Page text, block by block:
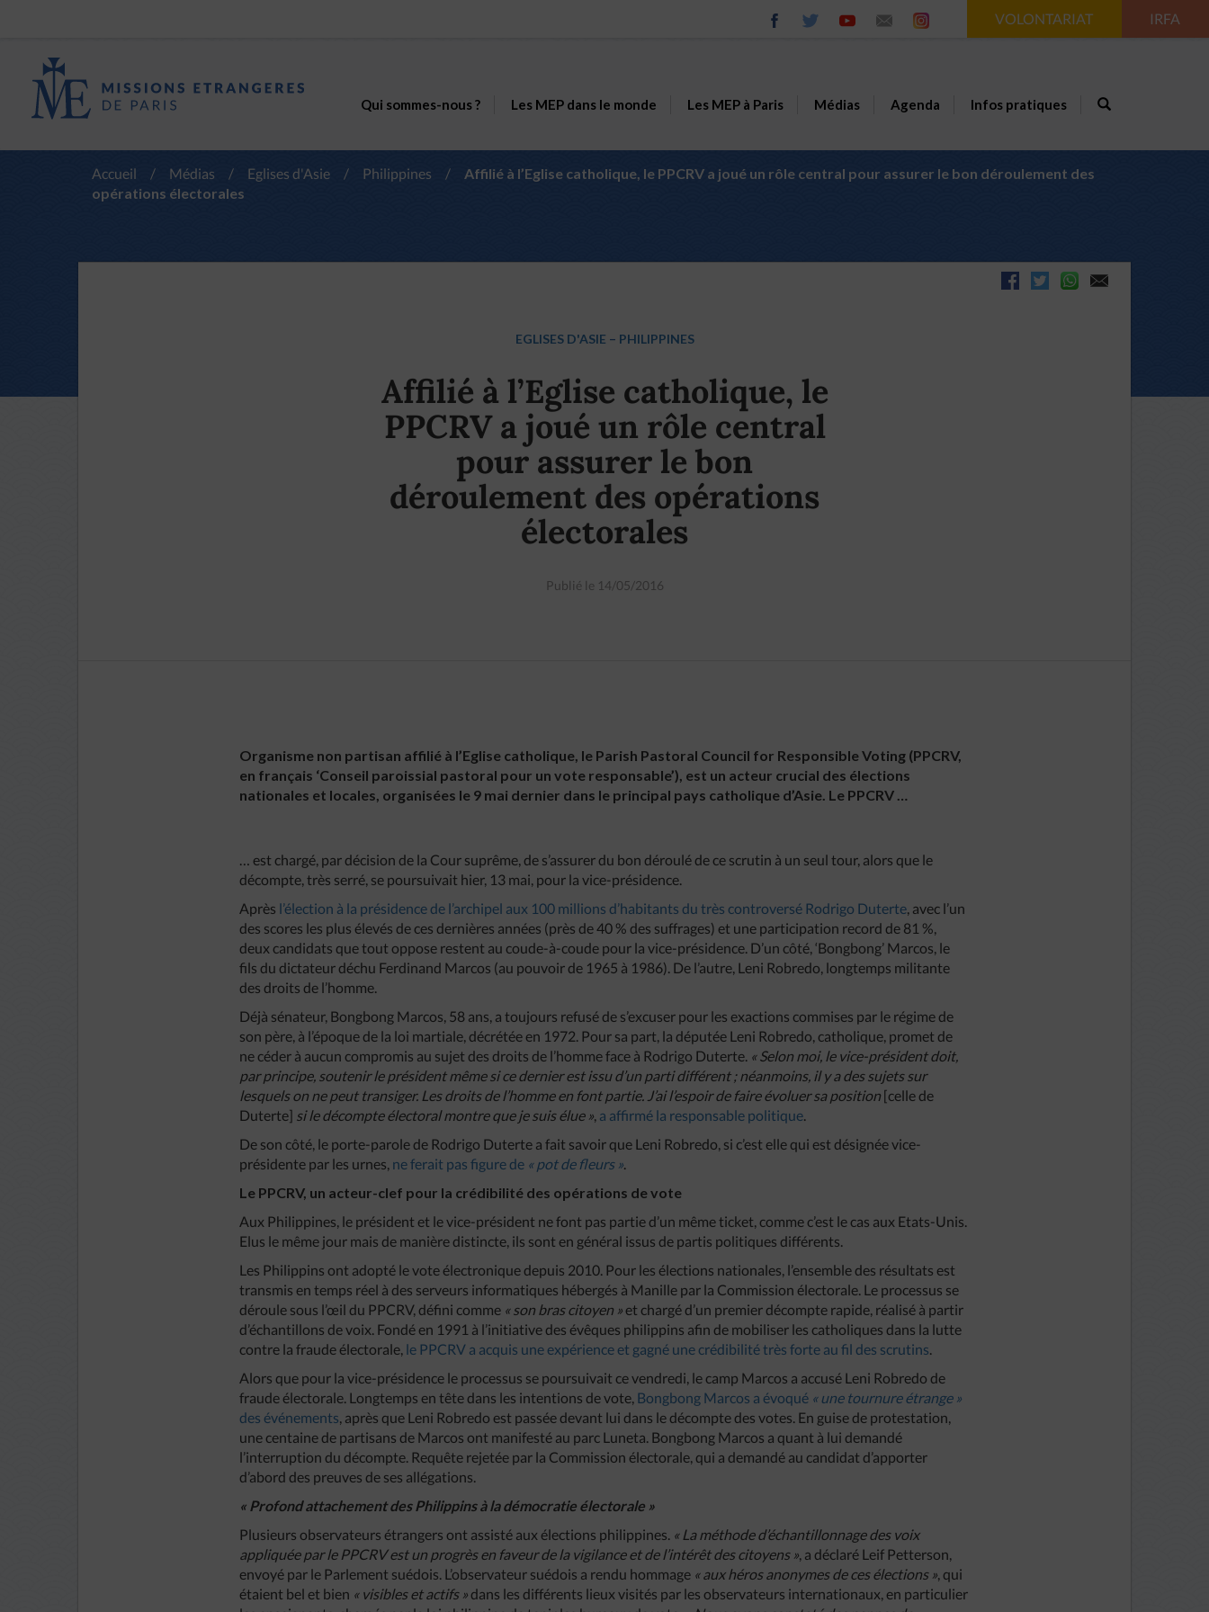
VOLONTARIAT IRFA
Qui sommes-nous ? Les MEP dans le monde Les MEP à Paris Médias Agenda Infos pratiques
Accueil / Médias / Eglises d'Asie / Philippines /
Affilié à l’Eglise catholique, le PPCRV a joué un rôle central pour assurer le bon déroulement des
opérations électorales
EGLISES D'ASIE – PHILIPPINES
Affilié à l’Eglise catholique, le
PPCRV a joué un rôle central
pour assurer le bon
déroulement des opérations
électorales
Publié le 14/05/2016
Organisme non partisan affilié à l’Eglise catholique, le Parish Pastoral Council for Responsible Voting (PPCRV,
en français ‘Conseil paroissial pastoral pour un vote responsable’), est un acteur crucial des élections
nationales et locales, organisées le 9 mai dernier dans le principal pays catholique d’Asie. Le PPCRV …
… est chargé, par décision de la Cour suprême, de s’assurer du bon déroulé de ce scrutin à un seul tour, alors que le
décompte, très serré, se poursuivait hier, 13 mai, pour la vice-présidence.
Après l’élection à la présidence de l’archipel aux 100 millions d’habitants du très controversé Rodrigo Duterte, avec l’un
des scores les plus élevés de ces dernières années (près de 40 % des suffrages) et une participation record de 81 %,
deux candidats que tout oppose restent au coude-à-coude pour la vice-présidence. D’un côté, ‘Bongbong’ Marcos, le
fils du dictateur déchu Ferdinand Marcos (au pouvoir de 1965 à 1986). De l’autre, Leni Robredo, longtemps militante
des droits de l’homme.
Déjà sénateur, Bongbong Marcos, 58 ans, a toujours refusé de s’excuser pour les exactions commises par le régime de
son père, à l’époque de la loi martiale, décrétée en 1972. Pour sa part, la députée Leni Robredo, catholique, promet de
ne céder à aucun compromis au sujet des droits de l’homme face à Rodrigo Duterte. « Selon moi, le vice-président doit,
par principe, soutenir le président même si ce dernier est issu d’un parti différent ; néanmoins, il y a des sujets sur
lesquels on ne peut transiger. Les droits de l’homme en font partie. J’ai l’espoir de faire évoluer sa position [celle de
Duterte] si le décompte électoral montre que je suis élue », a affirmé la responsable politique.
De son côté, le porte-parole de Rodrigo Duterte a fait savoir que Leni Robredo, si c’est elle qui est désignée vice-
présidente par les urnes, ne ferait pas figure de « pot de fleurs ».
Le PPCRV, un acteur-clef pour la crédibilité des opérations de vote
Aux Philippines, le président et le vice-président ne font pas partie d’un même ticket, comme c’est le cas aux Etats-Unis.
Elus le même jour mais de manière distincte, ils sont en général issus de partis politiques différents.
Les Philippins ont adopté le vote électronique depuis 2010. Pour les élections nationales, l’ensemble des résultats est
transmis en temps réel à des serveurs informatiques hébergés à Manille par la Commission électorale. Le processus se
déroule sous l’œil du PPCRV, défini comme « son bras citoyen » et chargé d’un premier décompte rapide, réalisé à partir
d’échantillons de voix. Fondé en 1991 à l’initiative des évêques philippins afin de mobiliser les catholiques dans la lutte
contre la fraude électorale, le PPCRV a acquis une expérience et gagné une crédibilité très forte au fil des scrutins.
Alors que pour la vice-présidence le processus se poursuivait ce vendredi, le camp Marcos a accusé Leni Robredo de
fraude électorale. Longtemps en tête dans les intentions de vote, Bongbong Marcos a évoqué « une tournure étrange »
des événements, après que Leni Robredo est passée devant lui dans le décompte des votes. En guise de protestation,
une centaine de partisans de Marcos ont manifesté au parc Luneta. Bongbong Marcos a quant à lui demandé
l’interruption du décompte. Requête rejetée par la Commission électorale, qui a demandé au candidat d’apporter
d’abord des preuves de ses allégations.
« Profond attachement des Philippins à la démocratie électorale »
Plusieurs observateurs étrangers ont assisté aux élections philippines. « La méthode d’échantillonnage des voix
appliquée par le PPCRV est un progrès en faveur de la vigilance et de l’intérêt des citoyens », a déclaré Leif Petterson,
envoyé par le Parlement suédois. L’observateur suédois a rendu hommage « aux héros anonymes de ces élections », qui
étaient bel et bien « visibles et actifs » dans les différents lieux visités par les observateurs internationaux, en particulier